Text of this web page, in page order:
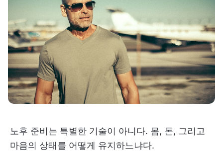
노후 준비는 특별한 기술이 아니다. 몸, 돈, 그리고
마음의 상태를 어떻게 유지하느냐다.